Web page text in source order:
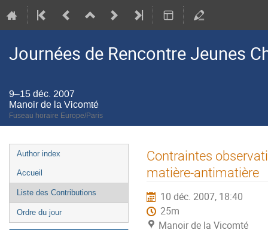
Journées de Rencontre Jeunes
9–15 déc. 2007
Manoir de la Vicomté
Fuseau horaire Europe/Paris
Menu
de
l'événement
Author index
Accueil
Liste des Contributions
Ordre du jour
Contraintes
matière-antimatière
10 déc. 2007, 18:40
25m
Manoir de la Vicomté